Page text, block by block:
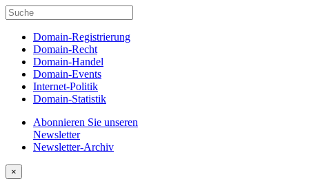
Domain-Registrierung
Domain-Recht
Domain-Handel
Domain-Events
Internet-Politik
Domain-Statistik
Abonnieren Sie unseren
Newsletter
Newsletter-Archiv
×